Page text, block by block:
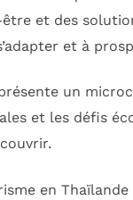
et des
et à
un
et les défis
en